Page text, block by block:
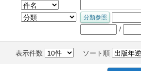
/
表示件数 ソート順